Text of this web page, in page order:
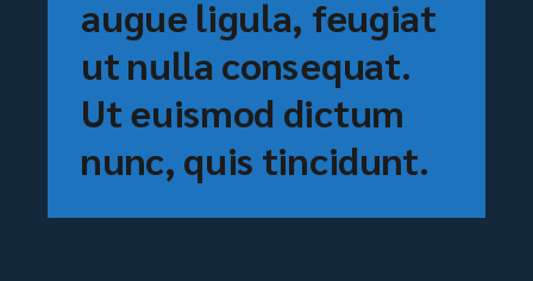
augue ligula, feugiat
ut nulla consequat.
Ut euismod dictum
nunc, quis tincidunt.